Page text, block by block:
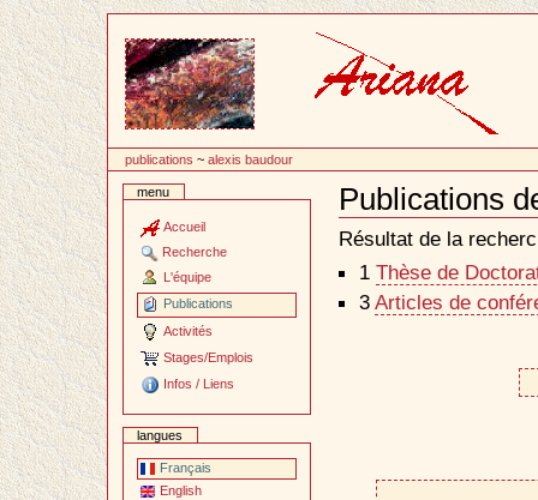
contenu
publications ~alexis baudour
menu
Accueil
Recherche
L'équipe
Publications
Activités
Stages/Emplois
Infos / Liens
langues
Français
English
Publications
Document
Actions
Résultat de la
1 Thèse de
3 Articles de